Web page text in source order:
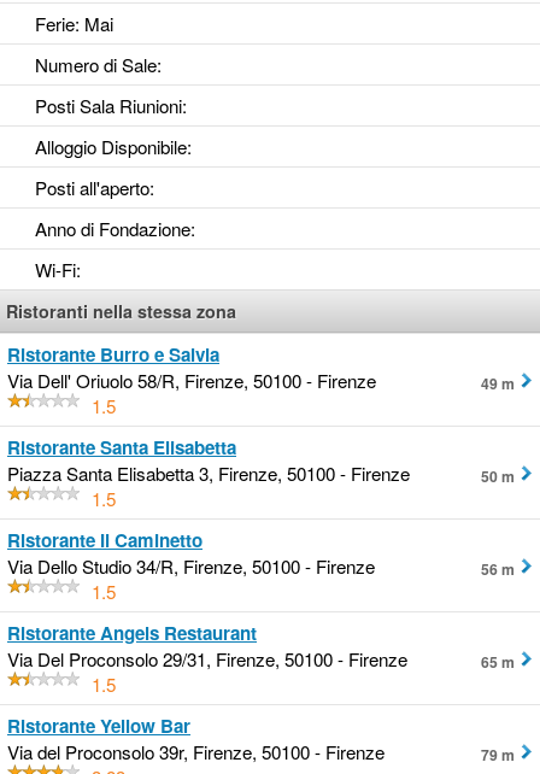
Ferie: Mai
Numero di Sale:
Posti Sala Riunioni:
Alloggio Disponibile:
Posti all'aperto:
Anno di Fondazione:
Wi-Fi:
Ristoranti nella stessa zona
Ristorante Burro e Salvia
Via Dell' Oriuolo 58/R, Firenze, 50100 - Firenze
1.5
49 m
Ristorante Santa Elisabetta
Piazza Santa Elisabetta 3, Firenze, 50100 - Firenze
1.5
50 m
Ristorante Il Caminetto
Via Dello Studio 34/R, Firenze, 50100 - Firenze
1.5
56 m
Ristorante Angels Restaurant
Via Del Proconsolo 29/31, Firenze, 50100 - Firenze
1.5
65 m
Ristorante Yellow Bar
Via del Proconsolo 39r, Firenze, 50100 - Firenze
79 m